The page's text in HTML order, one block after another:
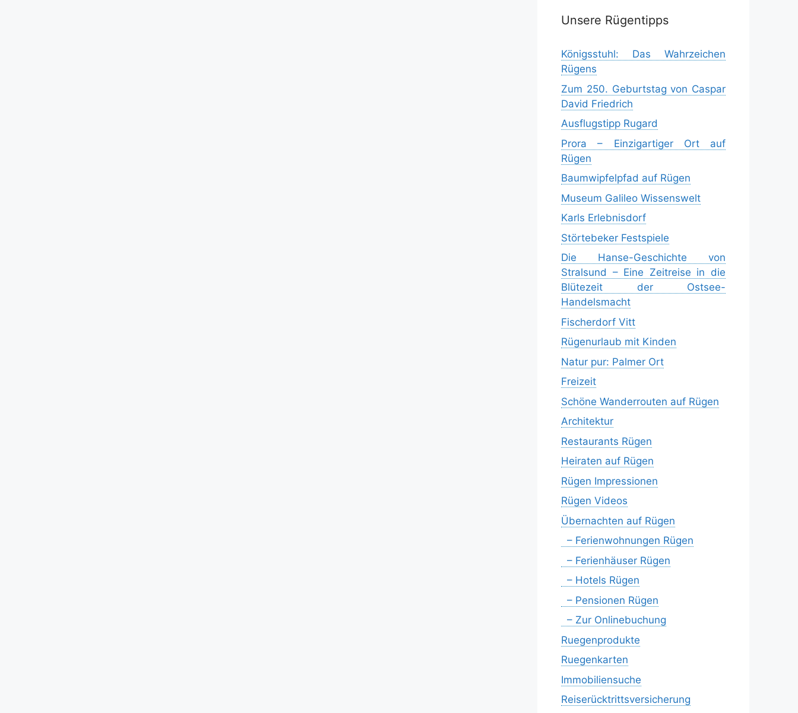
Unsere Rügentipps
Königsstuhl: Das Wahrzeichen
Rügens
Zum 250. Geburtstag von Caspar
David Friedrich
Ausflugstipp Rugard
Prora – Einzigartiger Ort auf
Rügen
Baumwipfelpfad auf Rügen
Museum Galileo Wissenswelt
Karls Erlebnisdorf
Störtebeker Festspiele
Die Hanse-Geschichte von
Stralsund – Eine Zeitreise in die
Blütezeit der Ostsee-
Handelsmacht
Fischerdorf Vitt
Rügenurlaub mit Kinden
Natur pur: Palmer Ort
Freizeit
Schöne Wanderrouten auf Rügen
Architektur
Restaurants Rügen
Heiraten auf Rügen
Rügen Impressionen
Rügen Videos
Übernachten auf Rügen
– Ferienwohnungen Rügen
– Ferienhäuser Rügen
– Hotels Rügen
– Pensionen Rügen
– Zur Onlinebuchung
Ruegenprodukte
Ruegenkarten
Immobiliensuche
Reiserücktrittsversicherung